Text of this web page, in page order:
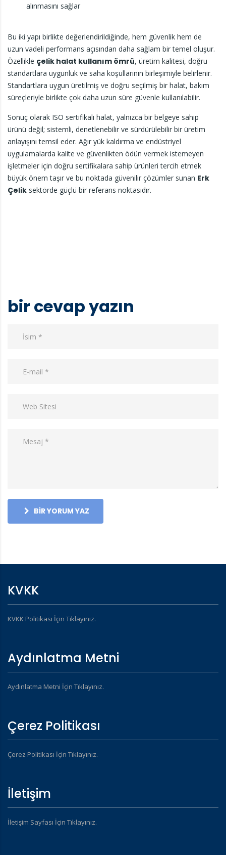
alınmasını sağlar
Bu iki yapı birlikte değerlendirildiğinde, hem güvenlik hem de
uzun vadeli performans açısından daha sağlam bir temel oluşur.
Özellikle çelik halat kullanım ömrü, üretim kalitesi, doğru
standartlara uygunluk ve saha koşullarının birleşimiyle belirlenir.
Standartlara uygun üretilmiş ve doğru seçilmiş bir halat, bakım
süreçleriyle birlikte çok daha uzun süre güvenle kullanılabilir.
Sonuç olarak ISO sertifikalı halat, yalnızca bir belgeye sahip
ürünü değil; sistemli, denetlenebilir ve sürdürülebilir bir üretim
anlayışını temsil eder. Ağır yük kaldırma ve endüstriyel
uygulamalarda kalite ve güvenlikten ödün vermek istemeyen
işletmeler için doğru sertifikalara sahip ürünleri tercih etmek
büyük önem taşır ve bu noktada güvenilir çözümler sunan Erk
Çelik sektörde güçlü bir referans noktasıdır.
bir cevap yazın
BIR YORUM YAZ
KVKK
KVKK Politikası İçin Tıklayınız.
Aydınlatma Metni
Aydınlatma Metni İçin Tıklayınız.
Çerez Politikası
Çerez Politikası İçin Tıklayınız.
İletişim
İletişim Sayfası İçin Tıklayınız.